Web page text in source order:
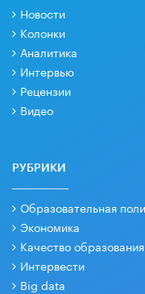
Новости
Колонки
Аналитика
Интервью
Рецензии
Видео
РУБРИКИ
Образовательная
Экономика
Качество образования
Интервести
Big data